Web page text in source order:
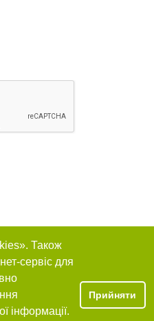
Також
сервіс для
інформації.
Прийняти